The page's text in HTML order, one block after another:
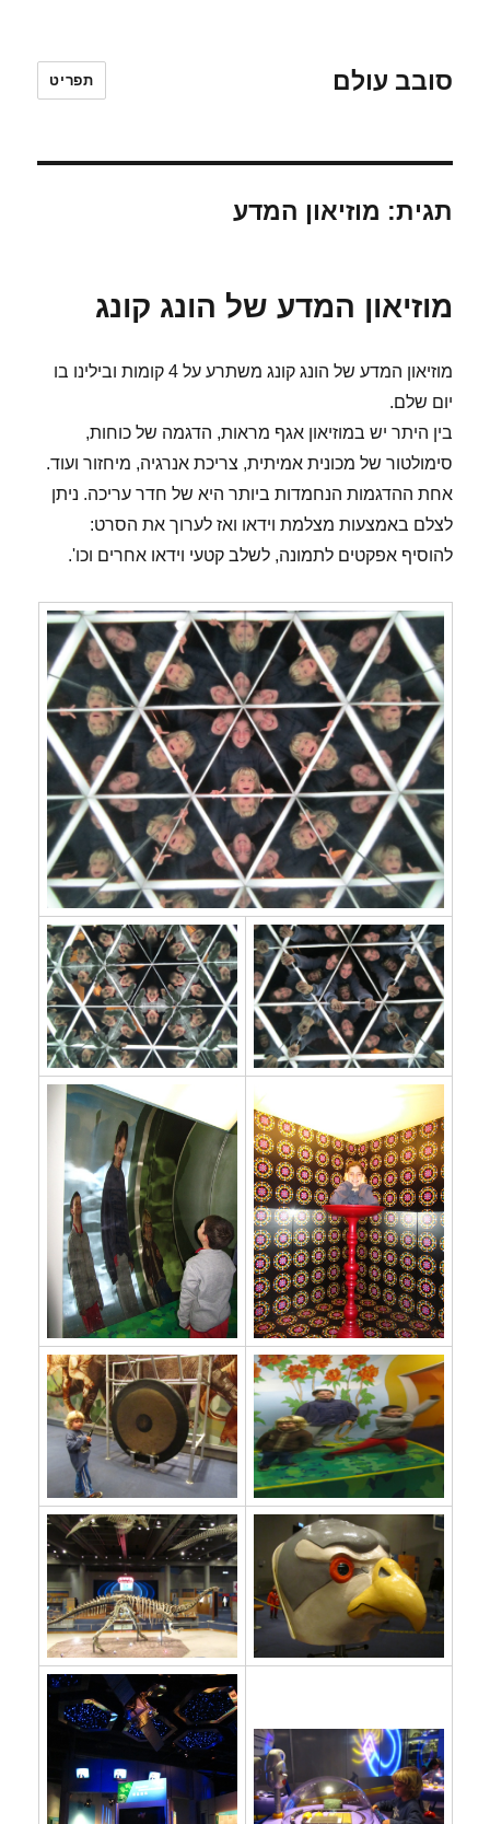
סובב עולם תפריט
תגית: מוזיאון המדע
מוזיאון המדע של הונג קונג
מוזיאון המדע של הונג קונג משתרע על 4 קומות ובילינו בו
יום שלם.
בין היתר יש במוזיאון אגף מראות, הדגמה של כוחות,
סימולטור של מכונית אמיתית, צריכת אנרגיה, מיחזור ועוד.
אחת ההדגמות הנחמדות ביותר היא של חדר עריכה. ניתן
לצלם באמצעות מצלמת וידאו ואז לערוך את הסרט:
להוסיף אפקטים לתמונה, לשלב קטעי וידאו אחרים וכו'.